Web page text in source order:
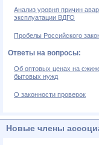
Анализ уровня причин
эксплуатации ВДГО
Пробелы Российского
Ответы на вопросы:
Об оптовых ценах на
бытовых нужд
О законности проверок
Новые члены